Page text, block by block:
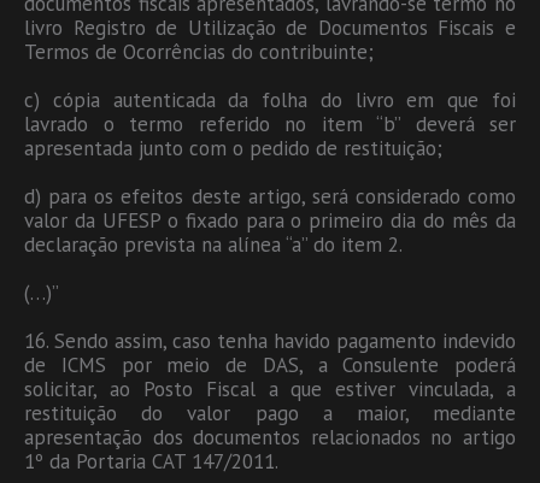
livro Registro de Utilização de Documentos Fiscais e
Termos de Ocorrências do contribuinte;
c) cópia autenticada da folha do livro em que foi
lavrado o termo referido no item “b” deverá ser
apresentada junto com o pedido de restituição;
d) para os efeitos deste artigo, será considerado como
valor da UFESP o fixado para o primeiro dia do mês da
declaração prevista na alínea “a” do item 2.
(…)”
16. Sendo assim, caso tenha havido pagamento indevido
de ICMS por meio de DAS, a Consulente poderá
solicitar, ao Posto Fiscal a que estiver vinculada, a
restituição do valor pago a maior, mediante
apresentação dos documentos relacionados no artigo
1º da Portaria CAT 147/2011.